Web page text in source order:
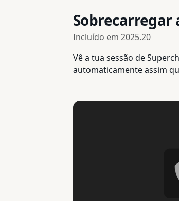
Incluído em 2025.20
Vê a tua sessão de
automaticamente assim